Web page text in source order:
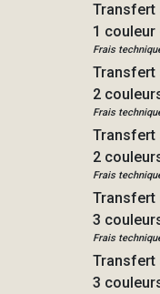
Transfert
1 couleur
Frais
Transfert
2
Frais
Transfert
2
Frais
Transfert
3
Frais
Transfert
3